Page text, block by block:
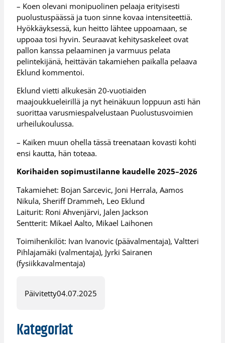
– Koen olevani monipuolinen pelaaja erityisesti
puolustuspäässä ja tuon sinne kovaa intensiteettiä.
Hyökkäyksessä, kun heitto lähtee uppoamaan, se
uppoaa tosi hyvin. Seuraavat kehitysaskeleet ovat
pallon kanssa pelaaminen ja varmuus pelata
pelintekijänä, heittävän takamiehen paikalla pelaava
Eklund kommentoi.
Eklund vietti alkukesän 20-vuotiaiden
maajoukkueleirillä ja nyt heinäkuun loppuun asti hän
suorittaa varusmiespalvelustaan Puolustusvoimien
urheilukoulussa.
– Kaiken muun ohella tässä treenataan kovasti kohti
ensi kautta, hän toteaa.
Korihaiden sopimustilanne kaudelle 2025–2026
Takamiehet: Bojan Sarcevic, Joni Herrala, Aamos
Nikula, Sheriff Drammeh, Leo Eklund
Laiturit: Roni Ahvenjärvi, Jalen Jackson
Sentterit: Mikael Aalto, Mikael Laihonen
Toimihenkilöt: Ivan Ivanovic (päävalmentaja), Valtteri
Pihlajamäki (valmentaja), Jyrki Sairanen
(fysiikkavalmentaja)
Päivitetty04.07.2025
Kategoriat